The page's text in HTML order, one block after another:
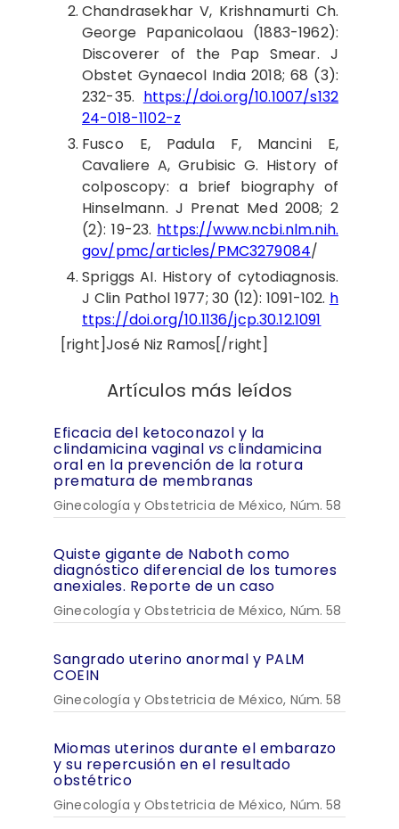
Chandrasekhar V, Krishnamurti Ch.
George Papanicolaou (1883-1962):
Discoverer of the Pap Smear. J
Obstet Gynaecol India 2018; 68 (3):
232-35. https://doi.org/10.1007/s132
24-018-1102-z
Fusco E, Padula F, Mancini E,
Cavaliere A, Grubisic G. History of
colposcopy: a brief biography of
Hinselmann. J Prenat Med 2008; 2
(2): 19-23. https://www.ncbi.nlm.nih.
gov/pmc/articles/PMC3279084/
Spriggs AI. History of cytodiagnosis.
J Clin Pathol 1977; 30 (12): 1091-102. h
ttps://doi.org/10.1136/jcp.30.12.1091
[right]José Niz Ramos[/right]
Artículos más leídos
Eficacia del ketoconazol y la
clindamicina vaginal vs clindamicina
oral en la prevención de la rotura
prematura de membranas
Ginecología y Obstetricia de México, Núm. 58
Quiste gigante de Naboth como
diagnóstico diferencial de los tumores
anexiales. Reporte de un caso
Ginecología y Obstetricia de México, Núm. 58
Sangrado uterino anormal y PALM
COEIN
Ginecología y Obstetricia de México, Núm. 58
Miomas uterinos durante el embarazo
y su repercusión en el resultado
obstétrico
Ginecología y Obstetricia de México, Núm. 58